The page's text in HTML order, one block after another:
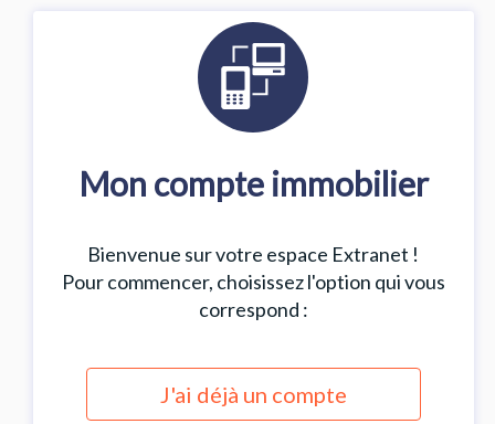
Mon compte immobilier
Bienvenue sur votre espace Extranet !
Pour commencer, choisissez l'option qui vous
correspond :
J'ai déjà un compte